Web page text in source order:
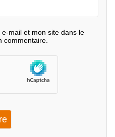
mail et mon site dans le
commentaire.